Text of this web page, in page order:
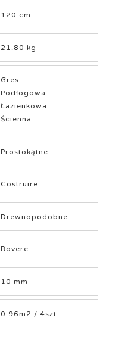
120 cm
21.80 kg
Gres
Podłogowa
Łazienkowa
Ścienna
Prostokątne
Costruire
Drewnopodobne
Rovere
10 mm
0.96m2 / 4szt